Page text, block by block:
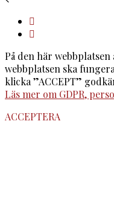
På den här
webbplatsen ska
klicka ”ACCEPT”
Läs mer om GDPR,
ACCEPTERA